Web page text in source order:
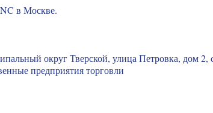
в Москве.
округ Тверской, улица Петровка, дом 2,
предприятия торговли